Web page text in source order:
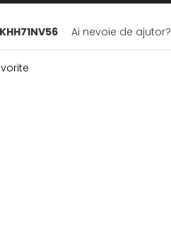
Ai nevoie de ajutor?